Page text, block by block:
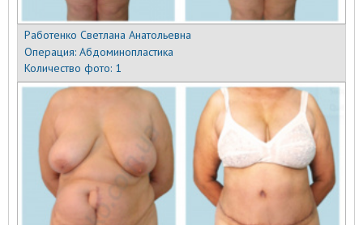
Работенко Светлана Анатольевна
Операция:Абдоминопластика
Количество фото: 1